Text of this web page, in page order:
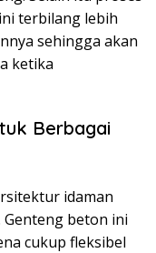
terbilang lebih
sehingga akan
ketika
Berbagai
idaman
beton ini
cukup fleksibel